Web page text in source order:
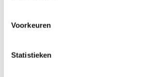
Voorkeuren
Statistieken